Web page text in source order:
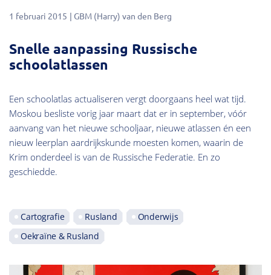
1 februari 2015 GBM (Harry) van den Berg
Snelle aanpassing Russische
schoolatlassen
Een schoolatlas actualiseren vergt doorgaans heel wat tijd.
Moskou besliste vorig jaar maart dat er in september, vóór
aanvang van het nieuwe schooljaar, nieuwe atlassen én een
nieuw leerplan aardrijkskunde moesten komen, waarin de
Krim onderdeel is van de Russische Federatie. En zo
geschiedde.
Cartografie Rusland
Onderwijs
Oekraïne & Rusland